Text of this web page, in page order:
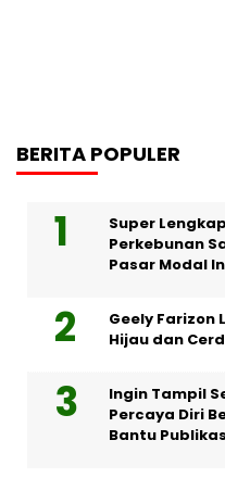
BERITA POPULER
Super
Perkebunan
Pasar Modal
Geely Farizon
Hijau dan
Ingin Tampil
Percaya Diri
Bantu